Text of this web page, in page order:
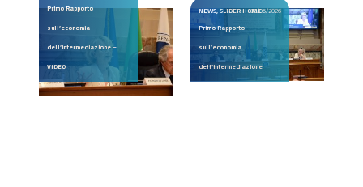
Primo Rapporto
sull’economia
dell’intermediazione –
VIDEO
NEWS, SLIDER HOME30/06/2026
Primo Rapporto
sull’economia
dell’intermediazione